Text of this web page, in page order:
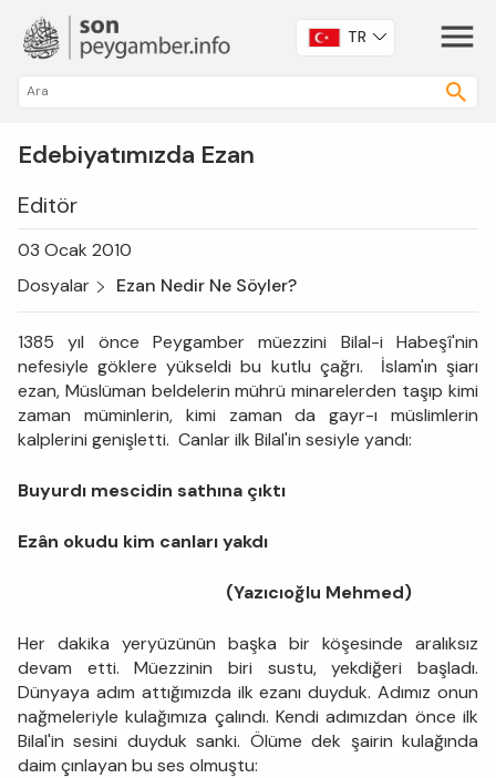
TR
Edebiyatımızda Ezan
Editör
03 Ocak 2010
Dosyalar
Ezan Nedir Ne Söyler?
1385 yıl önce Peygamber müezzini Bilal-i Habeşî'nin
nefesiyle göklere yükseldi bu kutlu çağrı. İslam'ın şiarı
ezan, Müslüman beldelerin mührü minarelerden taşıp kimi
zaman müminlerin, kimi zaman da gayr-ı müslimlerin
kalplerini genişletti. Canlar ilk Bilal'in sesiyle yandı:
Buyurdı mescidin sathına çıktı
Ezân okudu kim canları yakdı
(Yazıcıoğlu Mehmed)
Her dakika yeryüzünün başka bir köşesinde aralıksız
devam etti. Müezzinin biri sustu, yekdiğeri başladı.
Dünyaya adım attığımızda ilk ezanı duyduk. Adımız onun
nağmeleriyle kulağımıza çalındı. Kendi adımızdan önce ilk
Bilal'in sesini duyduk sanki. Ölüme dek şairin kulağında
daim çınlayan bu ses olmuştu: